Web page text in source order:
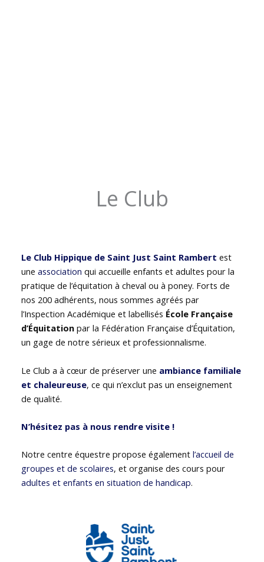
Le Club
Le Club Hippique de Saint Just Saint Rambert est
uneassociation qui accueille enfants et adultes pour la
pratique de l’équitation à cheval ou à poney. Forts de
nos 200 adhérents, nous sommes agréés par
l’Inspection Académique et labellisés École Française
d’Équitation par la Fédération Française d’Équitation,
un gage de notre sérieux et professionnalisme.
Le Club a à cœur de préserver une ambiance familiale
et chaleureuse, ce qui n’exclut pas un enseignement
de qualité.
N’hésitez pas à nous rendre visite !
Notre centre équestre propose égalementl’accueil de
groupes et de scolaires, et organise des cours pour
adultes et enfants en situation de handicap.